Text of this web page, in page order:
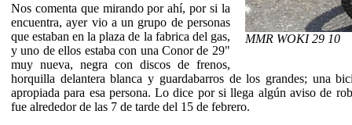
MMR WOKI 29 10
Nos comenta que mirando por ahí, por si la
encuentra, ayer vio a un grupo de personas
que estaban en la plaza de la fabrica del gas,
y uno de ellos estaba con una Conor de 29"
muy nueva, negra con discos de frenos,
horquilla delantera blanca y guardabarros de los grandes; una
apropiada para esa persona. Lo dice por si llega algún aviso de
fue alrededor de las 7 de tarde del 15 de febrero.